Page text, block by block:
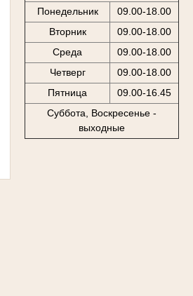
Понедельник
09.00-18.00
Вторник
09.00-18.00
Среда
09.00-18.00
Четверг
09.00-18.00
Пятница
09.00-16.45
Суббота, Воскресенье -
выходные